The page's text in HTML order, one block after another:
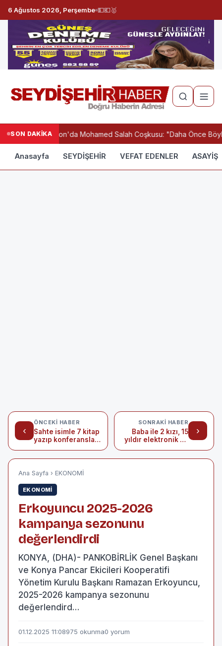
6 Ağustos 2026, Perşembe 💵💶🥇
SON DAKİKATrabzon'da Mohamed Salah Coşkusu: "Daha Önce
Anasayfa SEYDİŞEHİR VEFAT EDENLER ASAYİŞ
‹
ÖNCEKI HABER
Sahte isimle 7 kitap
yazıp konferanslar
çıktı
›
SONRAKI HABER
Baba ile 2 kızı, 15
yıldır elektronik ev
Ana Sayfa › EKONOMİ
EKONOMİ
Erkoyuncu 2025-2026
kampanya sezonunu
değerlendirdi
KONYA, (DHA)- PANKOBİRLİK Genel Başkanı
ve Konya Pancar Ekicileri Kooperatifi
Yönetim Kurulu Başkanı Ramazan Erkoyuncu,
2025-2026 kampanya sezonunu
değerlendird…
01.12.2025 11:08975 okunma0 yorum